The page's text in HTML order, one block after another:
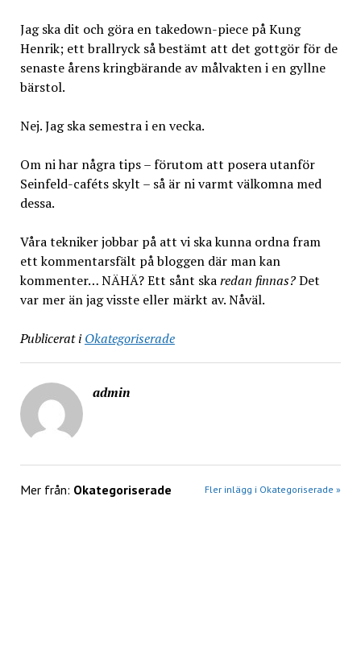
Jag ska dit och göra en takedown-piece på Kung
Henrik; ett brallryck så bestämt att det gottgör för de
senaste årens kringbärande av målvakten i en gyllne
bärstol.
Nej. Jag ska semestra i en vecka.
Om ni har några tips – förutom att posera utanför
Seinfeld-caféts skylt – så är ni varmt välkomna med
dessa.
Våra tekniker jobbar på att vi ska kunna ordna fram
ett kommentarsfält på bloggen där man kan
kommenter… NÄHÄ? Ett sånt skaredan finnas?Det
var mer än jag visste eller märkt av. Nåväl.
Publicerat i Okategoriserade
admin
Mer från: Okategoriserade Fler inlägg i Okategoriserade »